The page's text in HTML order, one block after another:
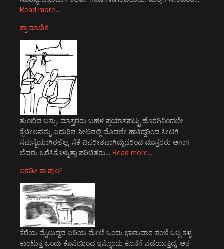
Read more…
ಪ್ರಾಮಾಣಿಕ
ತುಂಬಿದ ಬಸ್ಸು. ಮಾಸ್ತರರು ಬಹಳ ಪ್ರಯಾಸಪಟ್ಟು ಹೊರಗಿನಿಂದಲೇ
ಕೈಚೀಲವನ್ನು ಎದುರಿನ ಸೀಟಿನಲ್ಲಿ ಮೊದಲೇ ಹಾಕಿದ್ದರಿಂದ ಸೀಟಿಗೆ
ಸಮಸ್ಯೆಯಾಗಿರಲಿಲ್ಲ. ಸೆಕೆ ವಿಪರೀತವಾಗಿದ್ದುದರಿಂದ ಮಾಸ್ತರರು ಆಗಾಗ
ಬೆವರು ಒರೆಸಿಕೊಳ್ಳುತ್ತಾ ಪರಿಚಿತರು… Read more…
ಲಕಡೀ ಕಾ ಪುಲ್
ಕೆರೆಯ ಮೈಲುದ್ದದ ಏರಿಯ ಮೇಲೆ ಒಂದು ಭಾನುವಾರ ಸಂಜೆ ಒಬ್ಬ ಕಳ್ಳ
ಕುಂಟುತ್ತ ಒಂದು ಕೊನೆಯಿಂದ ಇನ್ನೊಂದು ಕೊನೆಗೆ ನಡೆಯುತ್ತಿದ್ದ. ಆತ